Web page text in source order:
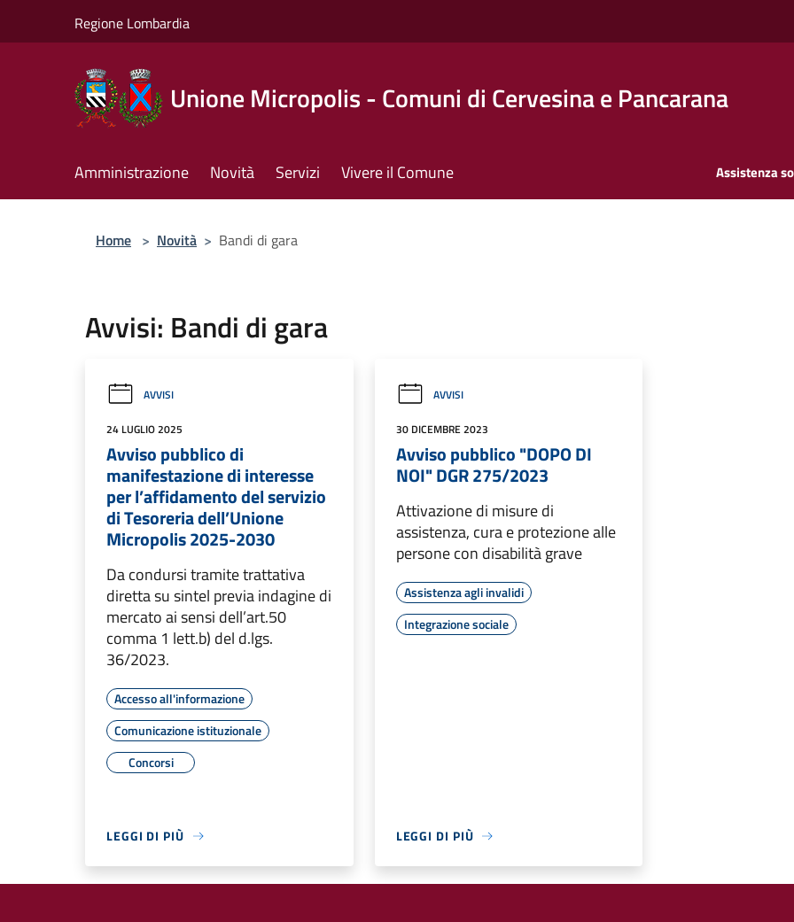
Regione Lombardia
Unione Micropolis - Comuni di Cervesina e Pancarana
Amministrazione Novità Servizi Vivere il Comune Assistenza
Home > Novità > Bandi di gara
Avvisi: Bandi di gara
AVVISI
24 LUGLIO 2025
Avviso pubblico di
manifestazione di interesse
per l’affidamento del servizio
di Tesoreria dell’Unione
Micropolis 2025-2030
Da condursi tramite trattativa
diretta su sintel previa indagine di
mercato ai sensi dell’art.50
comma 1 lett.b) del d.lgs.
36/2023.
Accesso all'informazione
Comunicazione istituzionale
Concorsi
LEGGI DI PIÙ
AVVISI
30 DICEMBRE 2023
Avviso pubblico "DOPO DI
NOI" DGR 275/2023
Attivazione di misure di
assistenza, cura e protezione alle
persone con disabilità grave
Assistenza agli invalidi
Integrazione sociale
LEGGI DI PIÙ